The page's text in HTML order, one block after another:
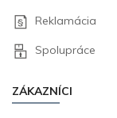
Reklamácia
Spolupráce
ZÁKAZNÍCI